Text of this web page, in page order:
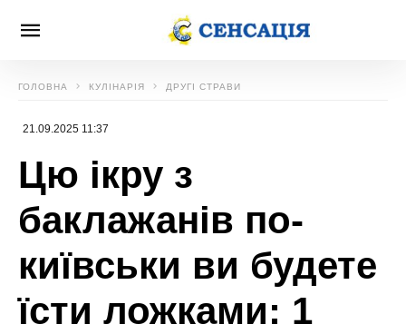
ГОЛОВНА КУЛІНАРІЯ ДРУГІ СТРАВИ
21.09.2025 11:37
Цю ікру з
баклажанів по-
київськи ви будете
їсти ложками: 1